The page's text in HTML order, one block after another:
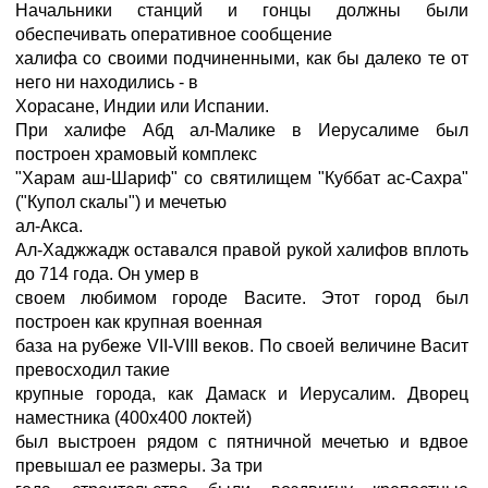
Начальники станций и гонцы должны были
обеспечивать оперативное сообщение
халифа со своими подчиненными, как бы далеко те от
него ни находились - в
Хорасане, Индии или Испании.
При халифе Абд ал-Малике в Иерусалиме был
построен храмовый комплекс
"Харам аш-Шариф" со святилищем "Куббат ас-Сахра"
("Купол скалы") и мечетью
ал-Акса.
Ал-Хаджжадж оставался правой рукой халифов вплоть
до 714 года. Он умер в
своем любимом городе Васите. Этот город был
построен как крупная военная
база на рубеже VII-VIII веков. По своей величине Васит
превосходил такие
крупные города, как Дамаск и Иерусалим. Дворец
наместника (400x400 локтей)
был выстроен рядом с пятничной мечетью и вдвое
превышал ее размеры. За три